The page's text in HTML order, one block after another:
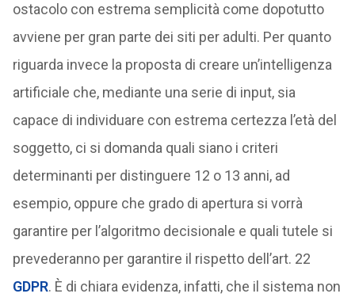
ostacolo con estrema semplicità come dopotutto
avviene per gran parte dei siti per adulti. Per quanto
riguarda invece la proposta di creare un’intelligenza
artificiale che, mediante una serie di input, sia
capace di individuare con estrema certezza l’età del
soggetto, ci si domanda quali siano i criteri
determinanti per distinguere 12 o 13 anni, ad
esempio, oppure che grado di apertura si vorrà
garantire per l’algoritmo decisionale e quali tutele si
prevederanno per garantire il rispetto dell’art. 22
GDPR. È di chiara evidenza, infatti, che il sistema non